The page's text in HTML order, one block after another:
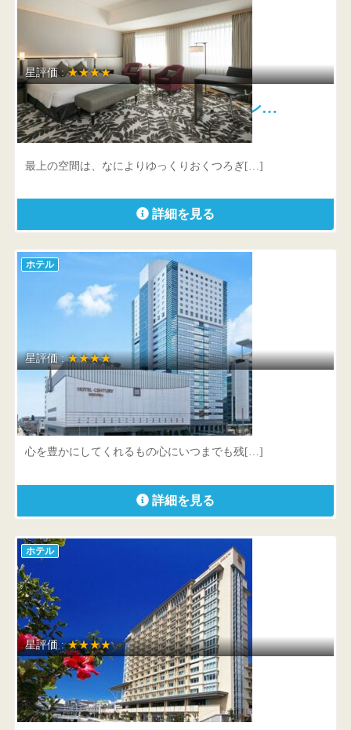
星評価 :★★★★
ANAクラウンプラザホテルグラン…
愛知県 名古屋市中区金山町一丁目1番1号
最上の空間は、なによりゆっくりおくつろぎ[…]
詳細を見る
ホテル
星評価 :★★★★
ホテルセンチュリー静岡
静岡県 静岡市駿河区南町18-1
心を豊かにしてくれるもの心にいつまでも残[…]
詳細を見る
ホテル
星評価 :★★★★
リーガロイヤルグラン沖縄
沖縄県 那覇市旭町1-9